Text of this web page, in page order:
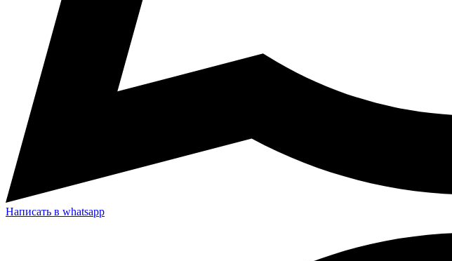
Написать в whatsapp